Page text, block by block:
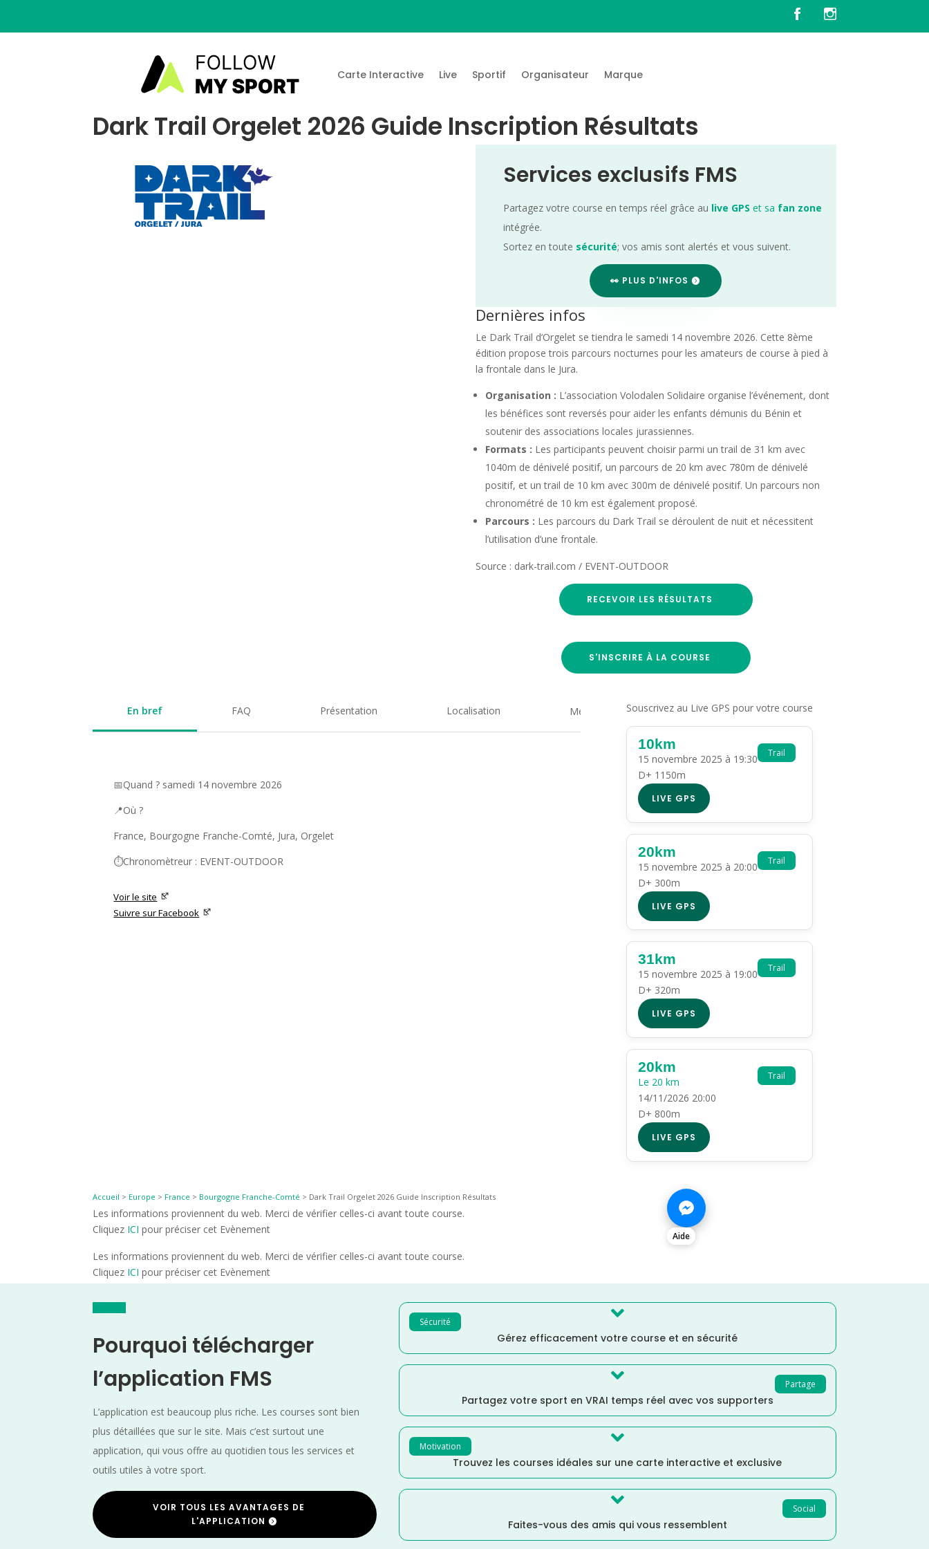
Carte Interactive Live Sportif Organisateur Marque
Dark Trail Orgelet 2026 Guide Inscription Résultats
Services exclusifs FMS
Partagez votre course en temps réel grâce au live GPS et sa fan zone
intégrée.
Sortez en toute sécurité; vos amis sont alertés et vous suivent.
👀 PLUS D'INFOS
Dernières infos
Le Dark Trail d’Orgelet se tiendra le samedi 14 novembre 2026. Cette 8ème
édition propose trois parcours nocturnes pour les amateurs de course à pied à
la frontale dans le Jura.
Organisation : L’association Volodalen Solidaire organise l’événement, dont
les bénéfices sont reversés pour aider les enfants démunis du Bénin et
soutenir des associations locales jurassiennes.
Formats : Les participants peuvent choisir parmi un trail de 31 km avec
1040m de dénivelé positif, un parcours de 20 km avec 780m de dénivelé
positif, et un trail de 10 km avec 300m de dénivelé positif. Un parcours non
chronométré de 10 km est également proposé.
Parcours : Les parcours du Dark Trail se déroulent de nuit et nécessitent
l’utilisation d’une frontale.
Source : dark-trail.com / EVENT-OUTDOOR
RECEVOIR LES RÉSULTATS
S'INSCRIRE À LA COURSE
En bref FAQ Présentation Localisation Medias
📅Quand ? samedi 14 novembre 2026
📍Où ?
France, Bourgogne Franche-Comté, Jura, Orgelet
⏱️Chronomètreur : EVENT-OUTDOOR
Voir le site
Suivre sur Facebook
Souscrivez au Live GPS pour votre course
Trail
10km
15 novembre 2025 à 19:30
D+ 1150m
LIVE GPS
Trail
20km
15 novembre 2025 à 20:00
D+ 300m
LIVE GPS
Trail
31km
15 novembre 2025 à 19:00
D+ 320m
LIVE GPS
Trail
20km
Le 20 km
14/11/2026 20:00
D+ 800m
LIVE GPS
Accueil > Europe > France > Bourgogne Franche-Comté > Dark Trail Orgelet 2026 Guide Inscription Résultats
Les informations proviennent du web. Merci de vérifier celles-ci avant toute course.
Cliquez ICI pour préciser cet Evènement
Les informations proviennent du web. Merci de vérifier celles-ci avant toute course.
Cliquez ICI pour préciser cet Evènement
Aide
Pourquoi télécharger
l’application FMS
L’application est beaucoup plus riche. Les courses sont bien
plus détaillées que sur le site. Mais c’est surtout une
application, qui vous offre au quotidien tous les services et
outils utiles à votre sport.
VOIR TOUS LES AVANTAGES DE
L'APPLICATION
Sécurité 
Gérez efficacement votre course et en sécurité
Partage

Partagez votre sport en VRAI temps réel avec vos supporters
Motivation 
Trouvez les courses idéales sur une carte interactive et exclusive
Social

Faites-vous des amis qui vous ressemblent